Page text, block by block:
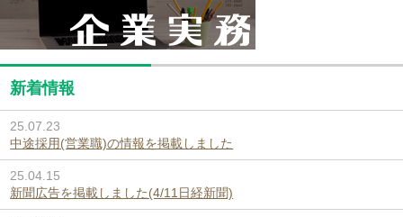
新着情報
25.07.23
中途採用(営業職)の情報を掲載しました
25.04.15
新聞広告を掲載しました(4/11日経新聞)